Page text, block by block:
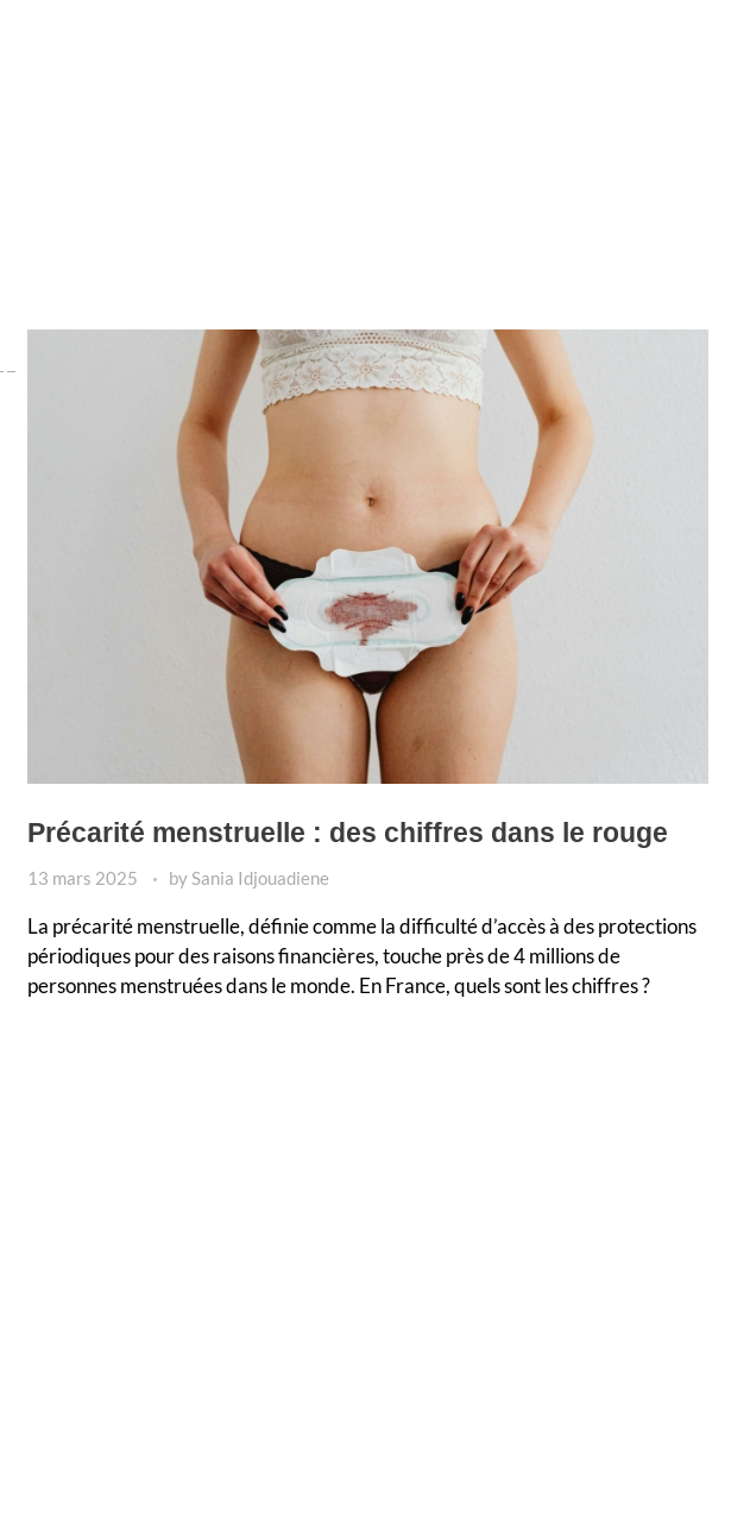
Précarité menstruelle : des chiffres dans le rouge
13 mars 2025 bySania Idjouadiene
La précarité menstruelle, définie comme la difficulté d’accès à des protections
périodiques pour des raisons financières, touche près de 4 millions de
personnes menstruées dans le monde. En France, quels sont les chiffres ?